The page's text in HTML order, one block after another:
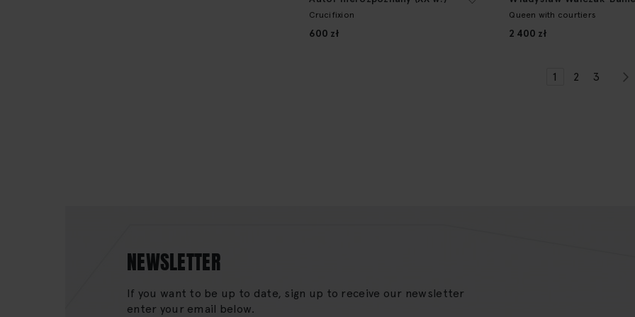
Crucifixion
600 zł
Queen with courtiers
2 400 zł
Page
You're currently
1 Page
2 Page
3
NEWSLETTER
If you want to be up to date, sign up to receive our newsletter
enter your email below.